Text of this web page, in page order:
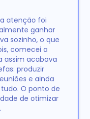
atenção foi
ganhar
sozinho, o que
comecei a
assim acabava
produzir
e ainda
O ponto de
de otimizar